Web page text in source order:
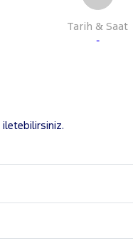
Tarih & Saat
-
iletebilirsiniz.